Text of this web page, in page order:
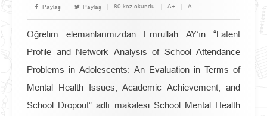
Paylaş
Paylaş 80 kez okundu A+ A-
Öğretim elemanlarımızdan Emrullah AY’ın “Latent
Profile and Network Analysis of School Attendance
Problems in Adolescents: An Evaluation in Terms of
Mental Health Issues, Academic Achievement, and
School Dropout”adlı makalesi School Mental Health